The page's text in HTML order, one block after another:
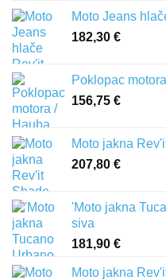
Moto Jeans
182,30 €
Poklopac
156,75 €
Moto jakna
207,80 €
'Moto jakna
siva
181,90 €
Moto jakna